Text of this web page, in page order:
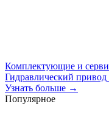
Комплектующие и
Гидравлический
Узнать больше →
Популярное